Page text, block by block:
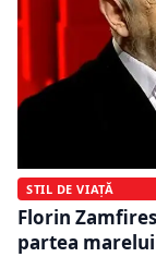
STIL DE VIAȚĂ
Florin
partea